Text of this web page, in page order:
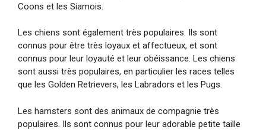
Coons et les Siamois.
Les chiens sont également très populaires. Ils sont
connus pour être très loyaux et affectueux, et sont
connus pour leur loyauté et leur obéissance. Les chiens
sont aussi très populaires, en particulier les races telles
que les Golden Retrievers, les Labradors et les Pugs.
Les hamsters sont des animaux de compagnie très
populaires. Ils sont connus pour leur adorable petite taille